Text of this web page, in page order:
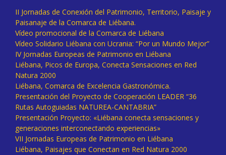
II Jornadas de Conexión del Patrimonio, Territorio, Paisaje y
Paisanaje de la Comarca de Liébana.
Vídeo promocional de la Comarca de Liébana
Vídeo Solidario Liébana con Ucrania: “Por un Mundo Mejor”
IV Jornadas Europeas de Patrimonio en Liébana
Liébana, Picos de Europa, Conecta Sensaciones en Red
Natura 2000
Liébana, Comarca de Excelencia Gastronómica.
Presentación del Proyecto de Cooperación LEADER “36
Rutas Autoguiadas NATUREA-CANTABRIA”
Presentación Proyecto: «Liébana conecta sensaciones y
generaciones interconectando experiencias»
VII Jornadas Europeas de Patrimonio en Liébana
Liébana, Paisajes que Conectan en Red Natura 2000